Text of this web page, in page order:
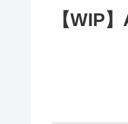
【WIP